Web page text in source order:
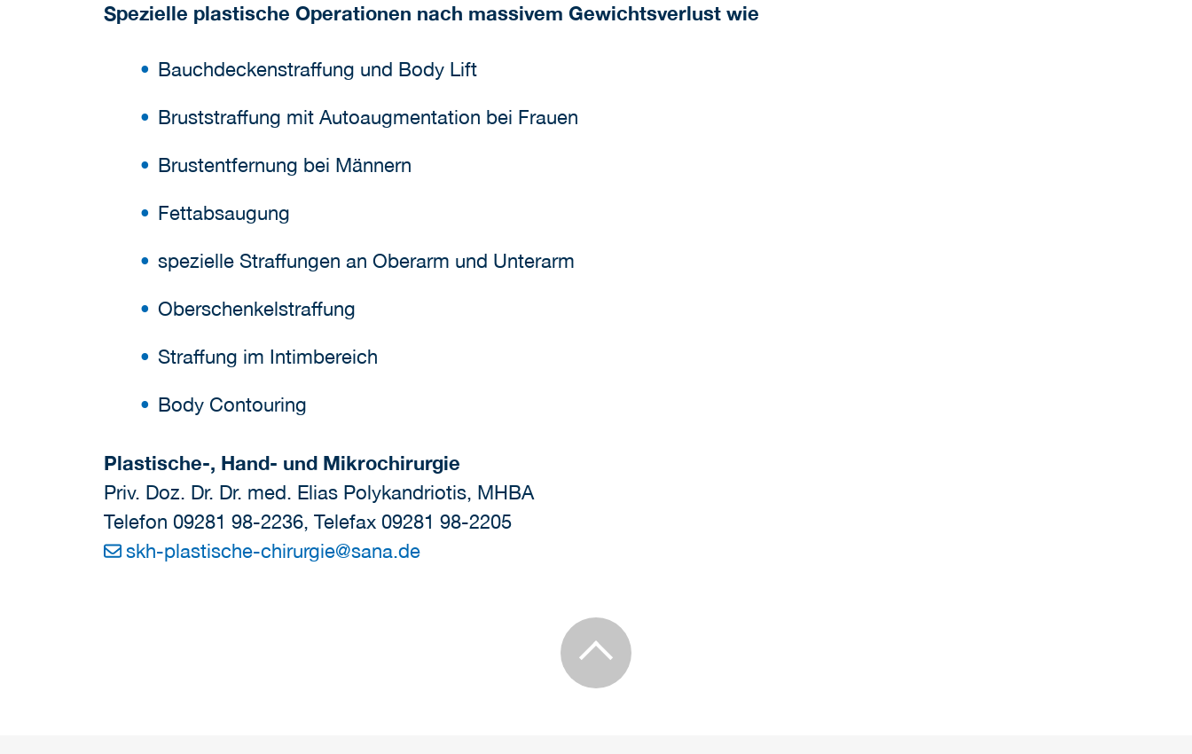
Spezielle plastische Operationen nach massivem Gewichtsverlust wie
Bauchdeckenstraffung und Body Lift
Bruststraffung mit Autoaugmentation bei Frauen
Brustentfernung bei Männern
Fettabsaugung
spezielle Straffungen an Oberarm und Unterarm
Oberschenkelstraffung
Straffung im Intimbereich
Body Contouring
Plastische-, Hand- und Mikrochirurgie
Priv. Doz. Dr. Dr. med. Elias Polykandriotis, MHBA
Telefon 09281 98-2236, Telefax 09281 98-2205
skh-plastische-chirurgie@sana.de